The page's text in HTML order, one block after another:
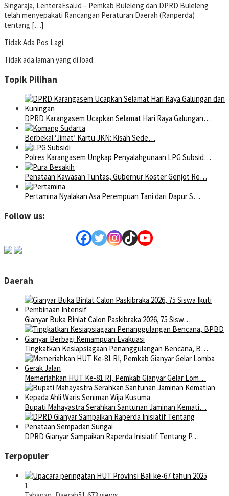
Singaraja, LenteraEsai.id – Pemkab Buleleng dan DPRD Buleleng
telah menyepakati Rancangan Peraturan Daerah (Ranperda)
tentang […]
Tidak Ada Pos Lagi.
Tidak ada laman yang di load.
Topik Pilihan
DPRD Karangasem Ucapkan Selamat Hari Raya Galungan…
Berbekal ‘Jimat’ Kartu JKN: Kisah Sede…
Polres Karangasem Ungkap Penyalahgunaan LPG Subsid…
Penataan Kawasan Tuntas, Gubernur Koster Genjot Re…
Pertamina Nyalakan Asa Perempuan Tani dari Dapur S…
Follow us:
Daerah
Gianyar Buka Binlat Calon Paskibraka 2026, 75 Sisw…
Tingkatkan Kesiapsiagaan Penanggulangan Bencana, B…
Memeriahkan HUT Ke-81 RI, Pemkab Gianyar Gelar Lom…
Bupati Mahayastra Serahkan Santunan Jaminan Kemati…
DPRD Gianyar Sampaikan Raperda Inisiatif Tentang P…
Terpopuler
1